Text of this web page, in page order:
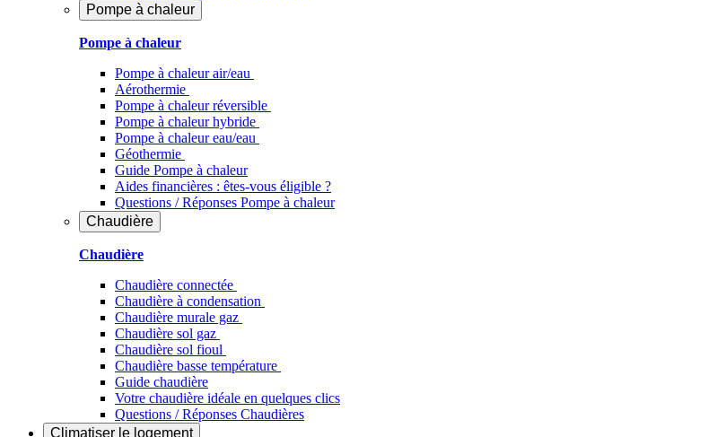
Pompe à chaleur
Pompe à chaleur
Pompe à chaleur air/eau
Aérothermie
Pompe à chaleur réversible
Pompe à chaleur hybride
Pompe à chaleur​ eau/eau
Géothermie
Guide Pompe à chaleur
Aides financières : êtes-vous éligible ?
Questions / Réponses Pompe à chaleur
Chaudière
Chaudière
Chaudière connectée
Chaudière à condensation
Chaudière murale gaz
Chaudière sol gaz
Chaudière sol fioul
Chaudière basse température
Guide chaudière
Votre chaudière idéale en quelques clics
Questions / Réponses Chaudières
Climatiser le logement